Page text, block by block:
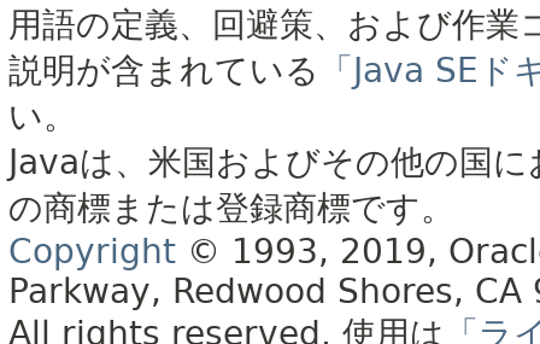
用語の定義、回避策、および作
説明が含まれている
「Java SE
い。
Javaは、米国およびその他の国
の商標または登録商標です。
Copyright © 1993, 2019,
Parkway, Redwood Shores, CA
All rights reserved. 使用は 「ラ